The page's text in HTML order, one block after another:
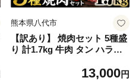
熊本県八代市
【訳あり】 焼肉セット 5種盛
り 計1.7kg 牛肉 タン ハラミ
ラ 豚肉 カルビ 肉 味付き お
13,000円